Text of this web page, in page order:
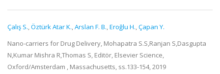
Çalış S.,Öztürk Atar K.,Arslan F. B.,Eroğlu H.,Çapan Y.
Nano-carriers for Drug Delivery, Mohapatra S.S,Ranjan S,Dasgupta
N,Kumar Mishra R,Thomas S, Editör, Elsevier Science,
Oxford/Amsterdam , Massachusetts, ss.133-154, 2019